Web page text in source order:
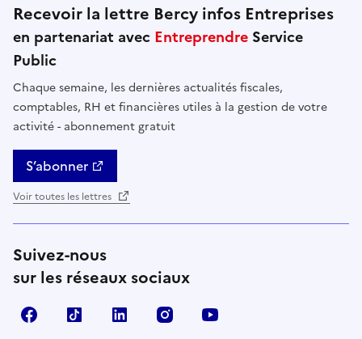
Recevoir la lettre Bercy infos Entreprises
en partenariat avec Entreprendre Service
Public
Chaque semaine, les dernières actualités fiscales,
comptables, RH et financières utiles à la gestion de votre
activité - abonnement gratuit
S’abonner
Voir toutes les lettres
Suivez-nous
sur les réseaux sociaux
FacebookTikTok Linkedin Instagram